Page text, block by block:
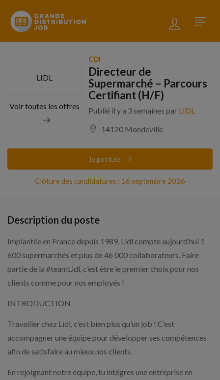
LIDL
Voir toutes les offres
CDI
Directeur de
Supermarché – Parcours
Certifiant (H/F)
Publié il y a 3 semaines par LIDL
14120 Mondeville
Clôture des candidatures : 16 septembre 2026
Je postule
Description du poste
Implantée en France depuis 1989, Lidl compte aujourd’hui 1
600 supermarchés et plus de 46 000 collaborateurs. Faire
partie de la #teamLidl, c’est être le premier choix pour nos
clients comme pour nos employés !
INTRODUCTION
Travailler chez Lidl, c’est bien plus qu’un job ! C’est
accompagner une équipe pour développer ses compétences
afin de satisfaire au mieux nos clients.
En rejoignant notre équipe, tu intègres une entreprise en